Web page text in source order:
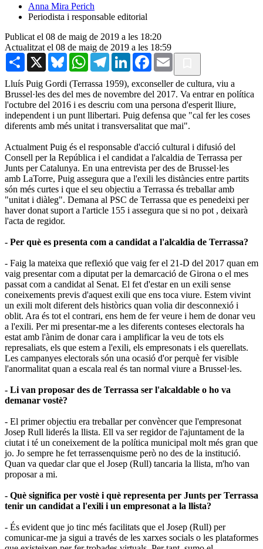
Anna Mira Perich
Periodista i responsable editorial
Publicat el 08 de maig de 2019 a les 18:20
Actualitzat el 08 de maig de 2019 a les 18:59
Share X BlueskyWhatsAppTelegramLinkedInFacebook
Email
Lluís Puig Gordi (Terrassa 1959), exconseller de cultura, viu a
Brussel·les des del mes de novembre del 2017. Va entrar en política
l'octubre del 2016 i es descriu com una persona d'esperit lliure,
independent i un punt llibertari. Puig defensa que "cal fer les coses
diferents amb més unitat i transversalitat que mai".
Actualment Puig és el responsable d'acció cultural i difusió del
Consell per la República i el candidat a l'alcaldia de Terrassa per
Junts per Catalunya. En una entrevista per des de Brussel·les
amb LaTorre, Puig assegura que a l'exili les distàncies entre partits
són més curtes i que el seu objectiu a Terrassa és treballar amb
"unitat i diàleg". Demana al PSC de Terrassa que es penedeixi per
haver donat suport a l'article 155 i assegura que si no pot , deixarà
l'acta de regidor.
- Per què es presenta com a candidat a l'alcaldia de Terrassa?
- Faig la mateixa que reflexió que vaig fer el 21-D del 2017 quan em
vaig presentar com a diputat per la demarcació de Girona o el mes
passat com a candidat al Senat. El fet d'estar en un exili sense
coneixements previs d'aquest exili que ens toca viure. Estem vivint
un exili molt diferent dels històrics quan volia dir desconnexió i
oblit. Ara és tot el contrari, ens hem de fer veure i hem de donar veu
a l'exili. Per mi presentar-me a les diferents conteses electorals ha
estat amb l'ànim de donar cara i amplificar la veu de tots els
represaliats, els que estem a l'exili, els empresonats i els querellats.
Les campanyes electorals són una ocasió d'or perquè fer visible
l'anormalitat quan a escala real és tan normal viure a Brussel·les.
- Li van proposar des de Terrassa ser l'alcaldable o ho va
demanar vostè?
- El primer objectiu era treballar per convèncer que l'empresonat
Josep Rull liderés la llista. Ell va ser regidor de l'ajuntament de la
ciutat i té un coneixement de la política municipal molt més gran que
jo. Jo sempre he fet terrassenquisme però no des de la institució.
Quan va quedar clar que el Josep (Rull) tancaria la llista, m'ho van
proposar a mi.
- Què significa per vostè i què representa per Junts per Terrassa
tenir un candidat a l'exili i un empresonat a la llista?
- És evident que jo tinc més facilitats que el Josep (Rull) per
comunicar-me ja sigui a través de les xarxes socials o les plataformes